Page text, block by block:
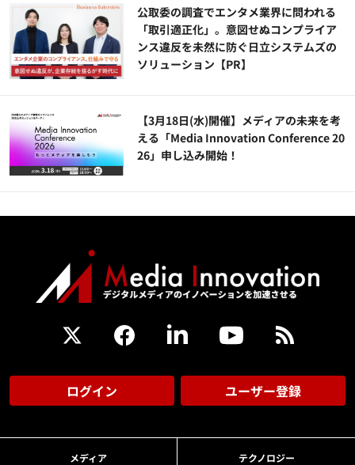
公​​取委の調査でエンタメ業界に問われる
「取引適正化」。意図せぬコンプライア
ンス違反を未然に防ぐ日立システムズの
ソリューション​【PR】
【3月18日(水)開催】メディアの未来を考
える「Media Innovation Conference 20
26」申し込み開始！
ログイン ユーザー登録
メディア テクノロジー